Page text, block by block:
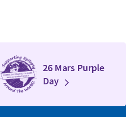
26 Mars Purple
Day